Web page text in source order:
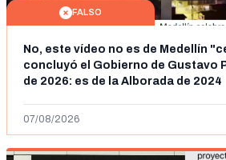
FALSO
No, este vídeo no es de Medellín
concluyó el Gobierno de Gustavo
de 2026: es de la Alborada de 2024
07/08/2026